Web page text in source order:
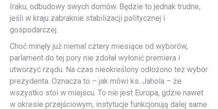
Iraku, odbudowy swych domów. Będzie to jednak trudne,
jeśli w kraju zabraknie stabilizacji politycznej i
gospodarczej.
Choć minęły już niemal cztery miesiące od wyborów,
parlament do tej pory nie zdołał wyłonić premiera i
utworzyć rządu. Na czas nieokreślony odłożono też wybór
prezydenta. Oznacza to – jak mówi ks. Jahola – że
wszystko stoi w miejscu. To nie jest Europa, gdzie nawet
w okresie przejściowym, instytucje funkcjonują dalej same